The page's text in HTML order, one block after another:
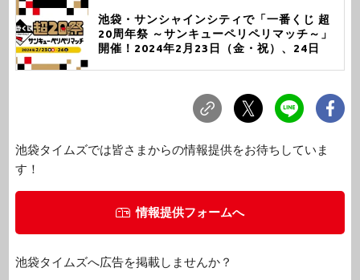
池袋・サンシャインシティで「一番くじ 超
20周年祭 ～サンキューペリペリマッチ～」
開催！2024年2月23日（金・祝）、24日
池袋タイムズでは皆さまからの情報提供をお待ちしていま
す！
情報提供フォームへ
池袋タイムズへ広告を掲載しませんか？